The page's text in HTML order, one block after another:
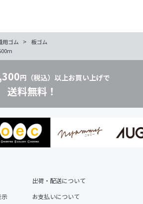
用ゴム > 板ゴム
円（税込）以上お買い上げで
送料無料！
出荷・配送について
示
お支払いについて